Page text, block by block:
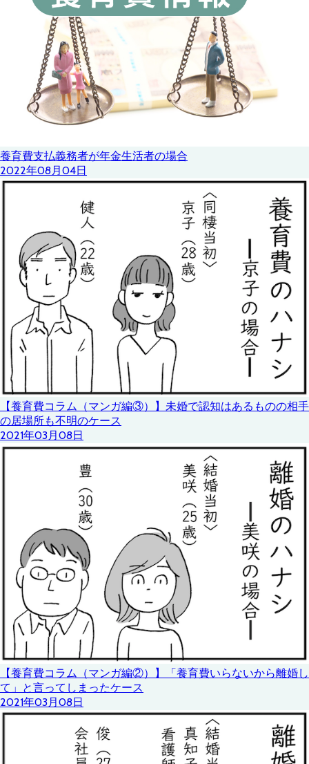
養育費支払義務者が年金生活者の場合
2022年08月04日
【養育費コラム（マンガ編③）】未婚で認知はあるものの相手
の居場所も不明のケース
2021年03月08日
【養育費コラム（マンガ編②）】「養育費いらないから離婚し
て」と言ってしまったケース
2021年03月08日